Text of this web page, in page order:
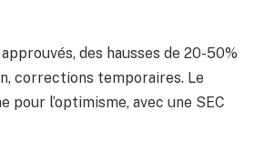
des hausses de 20-50%
corrections temporaires. Le
pour l’optimisme, avec une SEC